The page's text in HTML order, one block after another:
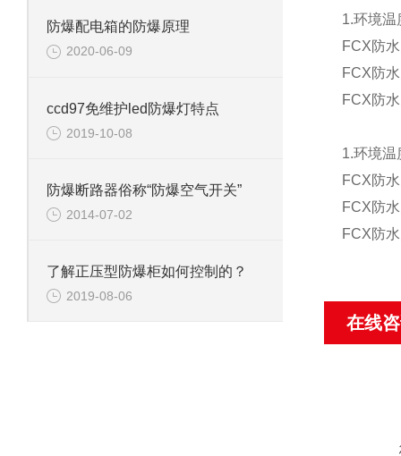
防爆配电箱的防爆原理
2020-06-09
ccd97免维护led防爆灯特点
2019-10-08
防爆断路器俗称“防爆空气开关”
2014-07-02
了解正压型防爆柜如何控制的？
2019-08-06
1.环境温
FCX防
FCX防
FCX防
1.环境温
FCX防
FCX防
FCX防
在线